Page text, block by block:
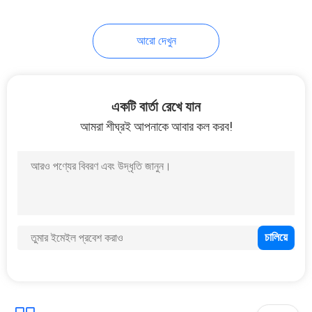
জলরোধী আন্ডারওয়াটার
আনুষাঙ্গিক
আরো দেখুন
একটি বার্তা রেখে যান
আমরা শীঘ্রই আপনাকে আবার কল করব!